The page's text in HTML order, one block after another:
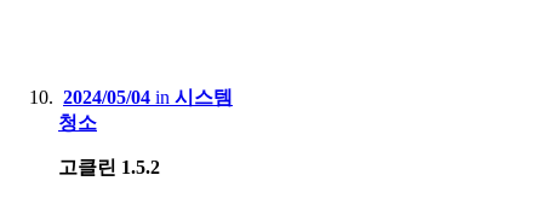
2024/05/04 in 시스템
청소
고클린 1.5.2